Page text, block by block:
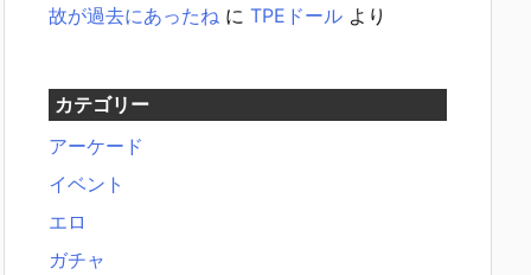
故が過去にあったね に TPEドール より
カテゴリー
アーケード
イベント
エロ
ガチャ